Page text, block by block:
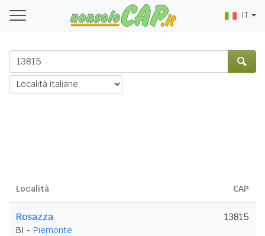
IT
Località CAP
Rosazza
BI - Piemonte
13815